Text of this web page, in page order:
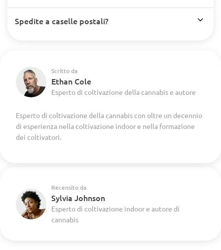
Spedite a caselle postali?
Scritto da
Ethan Cole
Esperto di coltivazione della cannabis e autore
Esperto di coltivazione della cannabis con oltre un decennio
di esperienza nella coltivazione indoor e nella formazione
dei coltivatori.
Recensito da
Sylvia Johnson
Esperto di coltivazione indoor e autore di
cannabis